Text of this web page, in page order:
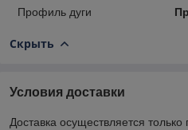
Профиль дуги
Скрыть
Условия доставки
Доставка осуществляется только